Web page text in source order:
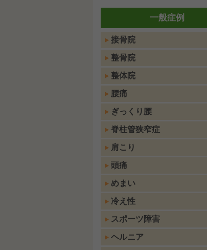
一般症例
接骨院
整骨院
整体院
腰痛
ぎっくり腰
脊柱管狭窄症
肩こり
頭痛
めまい
冷え性
スポーツ障害
ヘルニア